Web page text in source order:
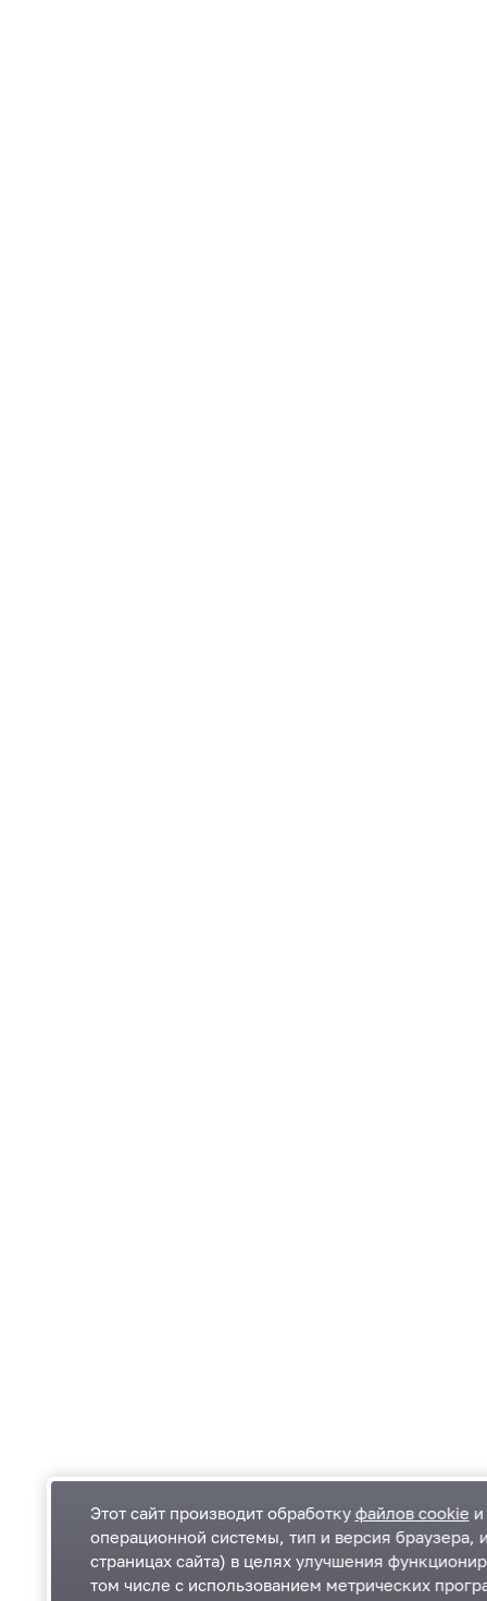
Одинцовский городской округ Московской
области
Этот сайт производит обработку файлов cookie
операционной системы, тип и версия браузера,
страницах сайта) в целях улучшения
том числе с использованием метрических